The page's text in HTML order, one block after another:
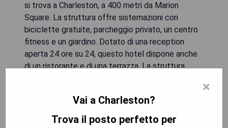
si trova a Charleston, a 400 metri da Marion
Square. La struttura offre sistemazioni con
biciclette gratuite, parcheggio privato, un centro
fitness e un giardino. Dotato di una reception
aperta 24 ore su 24, questo hotel dispone anche
di un ristorante e di una terrazza. La struttura
popolari vicino all'hotel includono il South Carolina
Aquarium, il Charleston Waterfront Park e il
×
Vai a Charleston?
Trova il posto perfetto per